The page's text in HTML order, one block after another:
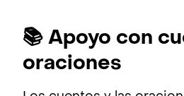
📚 Apoyo con
oraciones